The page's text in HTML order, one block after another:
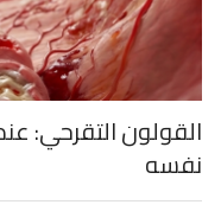
القولون التقرحي:
نفسه